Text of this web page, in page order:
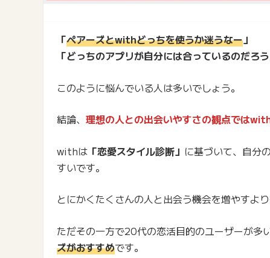
「ペアーズとwithどっちを使うか迷うなー」
「どっちのアプリが自分には合っているのだろう
このように悩んでいる人は多いでしょう。
結論、理想の人との出会いやすさの観点では
withは 「恋愛スタイル診断」 に基づいて、自分
すいです。
とにかくたくさんの人と出会う機会を増やすより
ただその一方で20代の恋活目的のユーザーが多
ズがおすすめです。